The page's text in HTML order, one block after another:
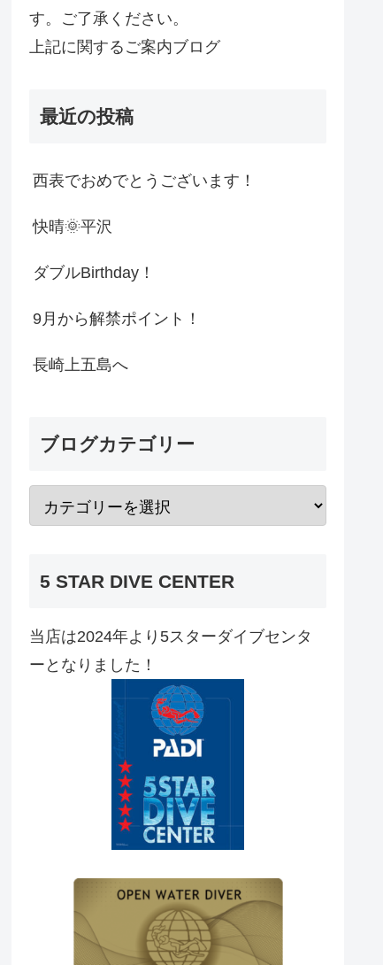
す。ご了承ください。
上記に関するご案内ブログ
最近の投稿
西表でおめでとうございます！
快晴🌞平沢
ダブルBirthday！
9月から解禁ポイント！
長崎上五島へ
ブログカテゴリー
5 STAR DIVE CENTER
当店は2024年より5スターダイブセンタ
ーとなりました！